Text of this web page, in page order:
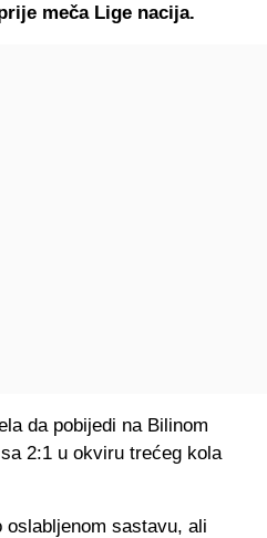
meča Lige nacija.
da pobijedi na Bilinom
2:1 u okviru trećeg kola
sastavu, ali